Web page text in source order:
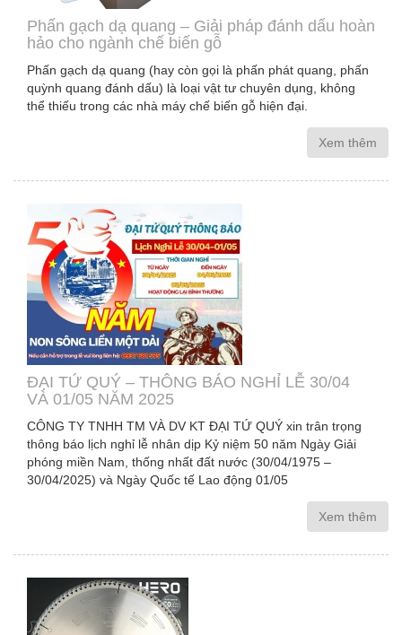
Phấn gạch dạ quang – Giải pháp đánh dấu hoàn
hảo cho ngành chế biến gỗ
Phấn gạch dạ quang (hay còn gọi là phấn phát quang, phấn
quỳnh quang đánh dấu) là loại vật tư chuyên dụng, không
thể thiếu trong các nhà máy chế biến gỗ hiện đại.
Xem thêm
ĐẠI TỨ QUÝ – THÔNG BÁO NGHỈ LỄ 30/04
VÀ 01/05 NĂM 2025
CÔNG TY TNHH TM VÀ DV KT ĐẠI TỨ QUÝ xin trân trọng
thông báo lịch nghỉ lễ nhân dịp Kỷ niệm 50 năm Ngày Giải
phóng miền Nam, thống nhất đất nước (30/04/1975 –
30/04/2025) và Ngày Quốc tế Lao động 01/05
Xem thêm